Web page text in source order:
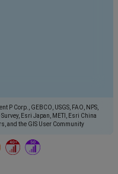
P Corp., GEBCO, USGS, FAO, NPS,
Esri Japan, METI, Esri China
and the GIS User Community